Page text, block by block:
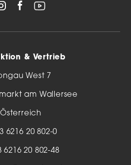
& Vertrieb
West 7
am Wallersee
Österreich
6216 20 802-0
6216 20 802-48